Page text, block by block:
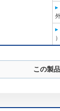
）
この製